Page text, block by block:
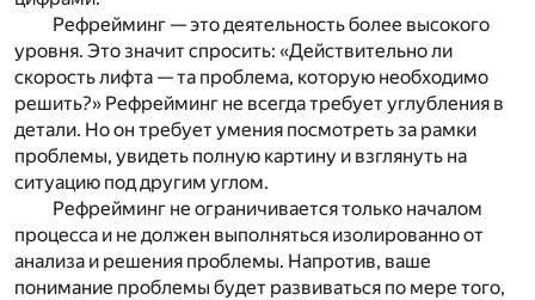
Рефрейминг — это деятельность более высокого
уровня. Это значит спросить: «Действительно ли
скорость лифта — та проблема, которую необходимо
решить?» Рефрейминг не всегда требует углубления в
детали. Но он требует умения посмотреть за рамки
проблемы, увидеть полную картину и взглянуть на
ситуацию под другим углом.
Рефрейминг не ограничивается только началом
процесса и не должен выполняться изолированно от
анализа и решения проблемы. Напротив, ваше
понимание проблемы будет развиваться по мере того,